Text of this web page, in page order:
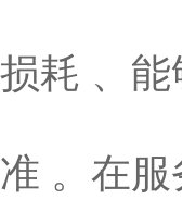
损耗 、
准 。在